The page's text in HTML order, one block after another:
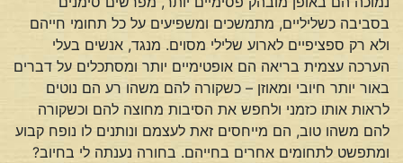
בסביבה כשליליים, מתמשכים ומשפיעים על כל תחומי חייהם
ולא רק ספציפיים לארוע שלילי מסוים. מנגד, אנשים בעלי
הערכה עצמית בריאה הם אופטימיים יותר ומסתכלים על דברים
באור יותר חיובי ומאוזן – כשקורה להם משהו רע הם נוטים
לראות אותו כזמני ולחפש את הסיבות מחוצה להם וכשקורה
להם משהו טוב, הם מייחסים זאת לעצמם ונותנים לו נופח קבוע
ומתפשט לתחומים אחרים בחייהם. בחורה נענתה לי בחיוב?